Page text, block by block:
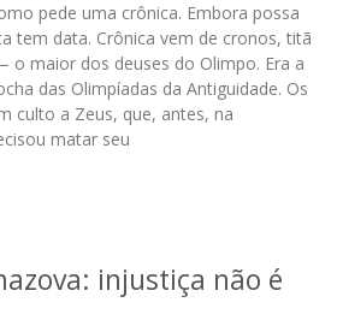
pede uma crônica. Embora possa
tem data. Crônica vem de cronos, titã
o maior dos deuses do Olimpo. Era a
das Olimpíadas da Antiguidade. Os
culto a Zeus, que, antes, na
matar seu
injustiça não é